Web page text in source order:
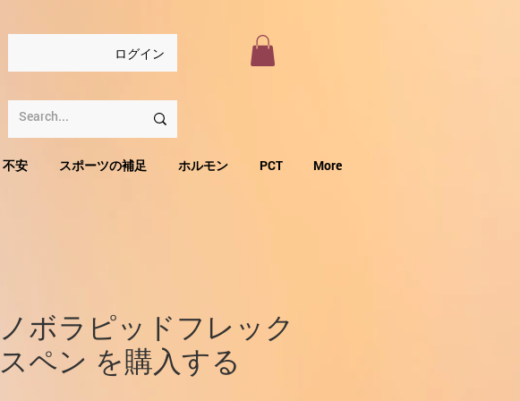
ログイン
不安 スポーツの補足 ホルモン PCT More
ノボラピッドフレック
スペン を購入する